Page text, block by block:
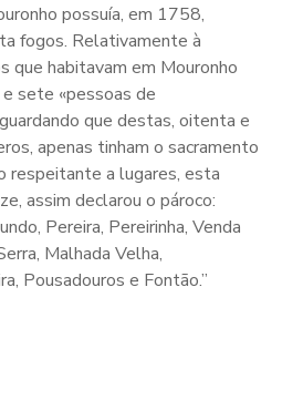
possuía, em 1758,
fogos. Relativamente à
que habitavam em Mouronho
sete «pessoas de
que destas, oitenta e
apenas tinham o sacramento
respeitante a lugares, esta
assim declarou o pároco:
Pereira, Pereirinha, Venda
Malhada Velha,
Pousadouros e Fontão.”